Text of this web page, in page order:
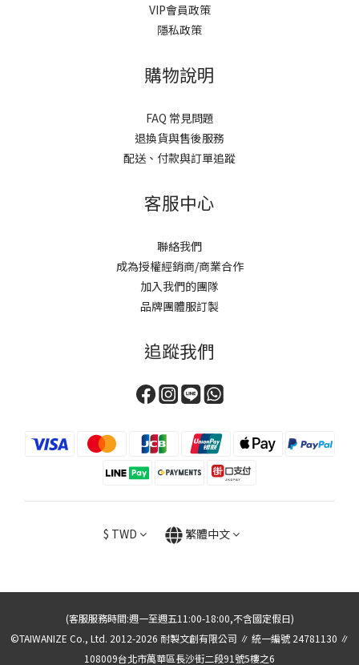
VIP會員政策
隱私政策
購物說明
FAQ 常見問題
退換貨與售後服務
配送、付款與訂單追蹤
客服中心
聯絡我們
成為授權經銷商/商業合作
加入我們的團隊
品牌團體服訂製
追蹤我們
$ TWD 繁體中文
(客服服務時間:週一至週五11:00-18:00,不含國定假日)
©TAIWANIZE Co., Ltd. 2012-2026 耐製文創有限公司 ∥ 統一編號 24781130 ∥
108009台北市萬華區長沙街二段91號5樓之6